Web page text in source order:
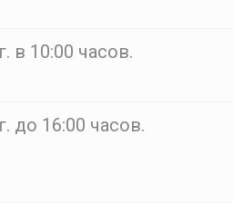
в 10:00 часов.
до 16:00 часов.